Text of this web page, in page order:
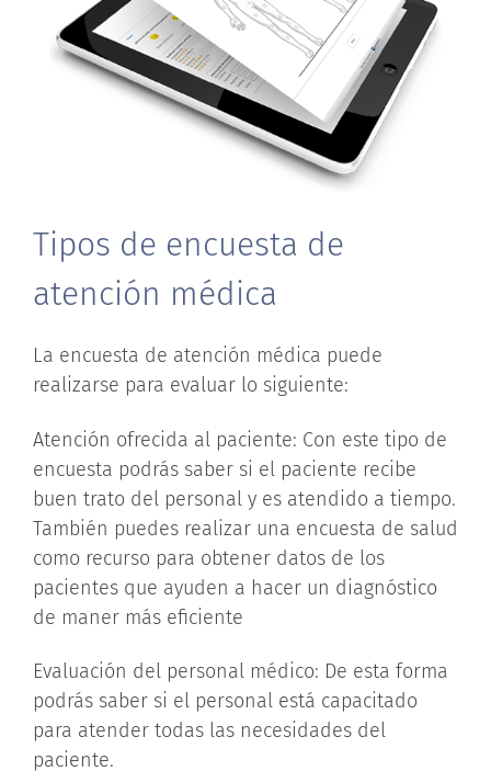
Tipos de encuesta de
atención médica
La encuesta de atención médica puede
realizarse para evaluar lo siguiente:
Atención ofrecida al paciente: Con este tipo de
encuesta podrás saber si el paciente recibe
buen trato del personal y es atendido a tiempo.
También puedes realizar una encuesta de salud
como recurso para obtener datos de los
pacientes que ayuden a hacer un diagnóstico
de maner más eficiente
Evaluación del personal médico: De esta forma
podrás saber si el personal está capacitado
para atender todas las necesidades del
paciente.